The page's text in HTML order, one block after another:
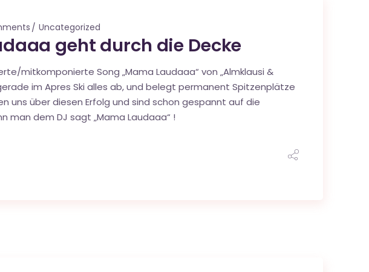
Uncategorized
geht durch die Decke
mitkomponierte Song „Mama Laudaaa“ von „Almklausi &
im Apres Ski alles ab, und belegt permanent Spitzenplätze
uns über diesen Erfolg und sind schon gespannt auf die
man dem DJ sagt „Mama Laudaaa“ !